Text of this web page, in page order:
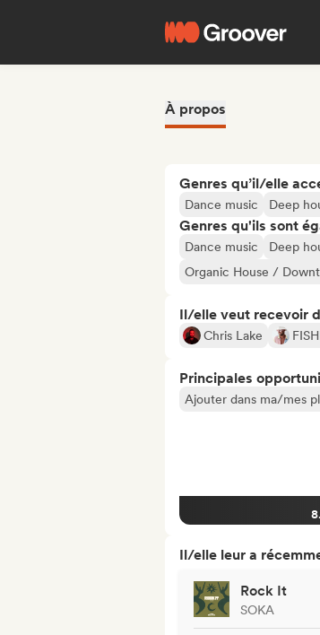
À propos
Genres qu’il/elle
Dance music Deep
Genres qu'ils sont
Dance music Deep
Organic House /
Il/elle veut recevoir
Chris Lake
Principales
Ajouter dans ma/mes
Il/elle leur a
Rock It
SOKA